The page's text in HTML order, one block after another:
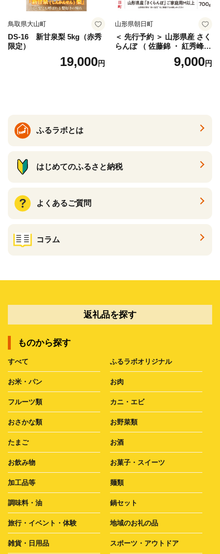
鳥取県大山町
DS-16 新甘泉梨 5kg（赤秀
限定）
19,000円
山形県朝日町
＜ 先行予約 ＞ 山形県産 さく
らんぼ （ 佐藤錦 ・ 紅秀峰
） ご家庭用 M以上 700g 【20
26年6月下旬から7月上旬発
9,000円
ふるラボとは
はじめてのふるさと納税
よくあるご質問
コラム
返礼品を探す
ものから探す
すべて ふるラボオリジナル
お米・パン お肉
フルーツ類 カニ・エビ
おさかな類 お野菜類
たまご お酒
お飲み物 お菓子・スイーツ
加工品等 麺類
調味料・油 鍋セット
旅行・イベント・体験 地域のお礼の品
雑貨・日用品 スポーツ・アウトドア